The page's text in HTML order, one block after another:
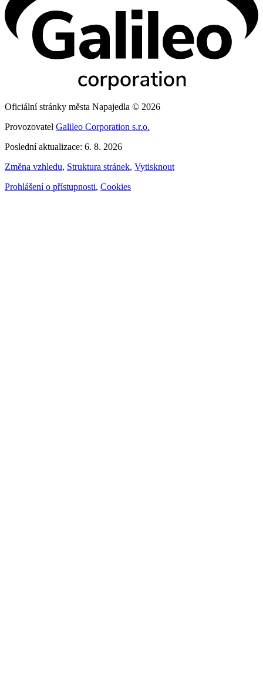
Oficiální stránky města Napajedla © 2026
Provozovatel Galileo Corporation s.r.o.
Poslední aktualizace: 6. 8. 2026
Změna vzhledu, Struktura stránek, Vytisknout
Prohlášení o přístupnosti, Cookies